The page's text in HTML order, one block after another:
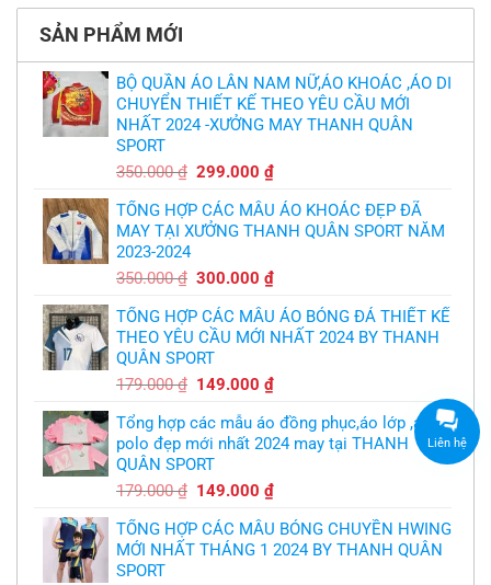
tại
TPHCM
Hag
lại
trích
cầu
thủ,
thừa
nhận
sự
thật
chát
bầy
quỷ
nhỏ
luận
Thiết
và
in
áo
bóng
chuyền
theo
,thiết
free
SẢN PHẨM MỚI
BỘ QUẦN ÁO LÂN NAM NỮ,ÁO KHOÁC ,ÁO DI
CHUYỂN THIẾT KẾ THEO YÊU CẦU MỚI
NHẤT 2024 -XƯỞNG MAY THANH QUÂN
SPORT
350.000₫ Giá
là:
350.000 ₫.
299.000₫Giá
tại
là:
TỔNG HỢP CÁC MẪU ÁO KHOÁC ĐẸP ĐÃ
MAY TẠI XƯỞNG THANH QUÂN SPORT NĂM
2023-2024
350.000₫ Giá
là:
350.000 ₫.
300.000₫Giá
tại
là:
TỔNG HỢP CÁC MẪU ÁO BÓNG ĐÁ THIẾT KẾ
THEO YÊU CẦU MỚI NHẤT 2024 BY THANH
QUÂN SPORT
179.000₫ Giá
là:
179.000 ₫.
149.000₫Giá
tại
là:
Tổng hợp các mẫu áo đồng phục,áo lớp ,áo
polo đẹp mới nhất 2024 may tại THANH
QUÂN SPORT
179.000₫ Giá
là:
179.000 ₫.
149.000₫Giá
tại
là:
TỔNG HỢP CÁC MẪU BÓNG CHUYỀN HWING
MỚI NHẤT THÁNG 1 2024 BY THANH QUÂN
SPORT
Liên hệ